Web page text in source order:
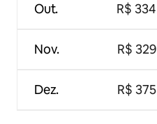
Out.
Nov.
Dez.
R$ 334
R$ 329
R$ 375